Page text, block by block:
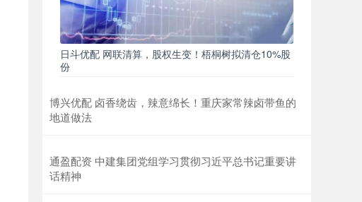
日斗优配 网联清算，股权生变！梧桐树拟清仓10%股
份
博兴优配 卤香绕齿，辣意绵长！重庆家常辣卤带鱼的
地道做法
通盈配资 中建集团党组学习贯彻习近平总书记重要讲
话精神